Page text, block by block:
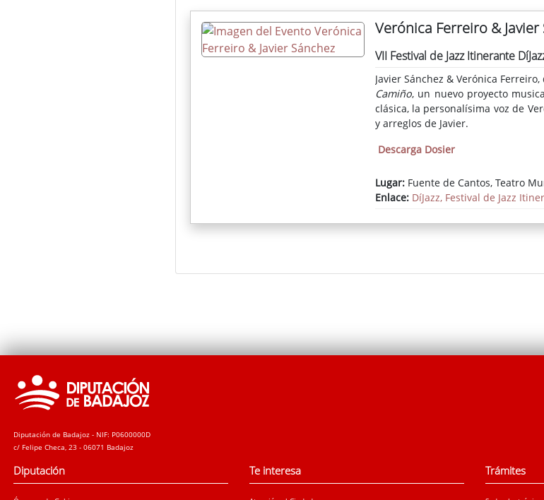
Verónica Ferreiro & Javier
VII Festival de Jazz Itinerante
Javier Sánchez & Verónica
Camiño, un nuevo proyecto
clásica, la personalísima voz de
y arreglos de Javier.
Descarga Dosier
Lugar:Fuente de Cantos, Teatro
Enlace: DíJazz, Festival de Jazz
Diputación de Badajoz - NIF: P0600000D
c/ Felipe Checa, 23 - 06071 Badajoz
Diputación Te interesa Trámites